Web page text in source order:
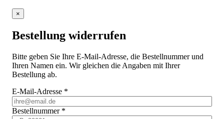
×
Bestellung widerrufen
Bitte geben Sie Ihre E-Mail-Adresse, die Bestellnummer und
Ihren Namen ein. Wir gleichen die Angaben mit Ihrer
Bestellung ab.
E-Mail-Adresse *
Bestellnummer *